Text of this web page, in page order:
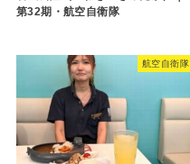
第32期・航空自衛隊
航空自衛隊